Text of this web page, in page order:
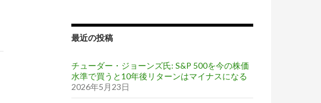
最近の投稿
チューダー・ジョーンズ氏: S&P 500を今の株価
水準で買うと10年後リターンはマイナスになる
2026年5月23日